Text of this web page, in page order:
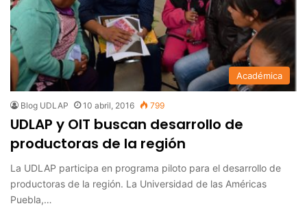
Académica
Blog UDLAP 10 abril, 2016 799
UDLAP y OIT buscan desarrollo de
productoras de la región
La UDLAP participa en programa piloto para el desarrollo de
productoras de la región. La Universidad de las Américas
Puebla,…